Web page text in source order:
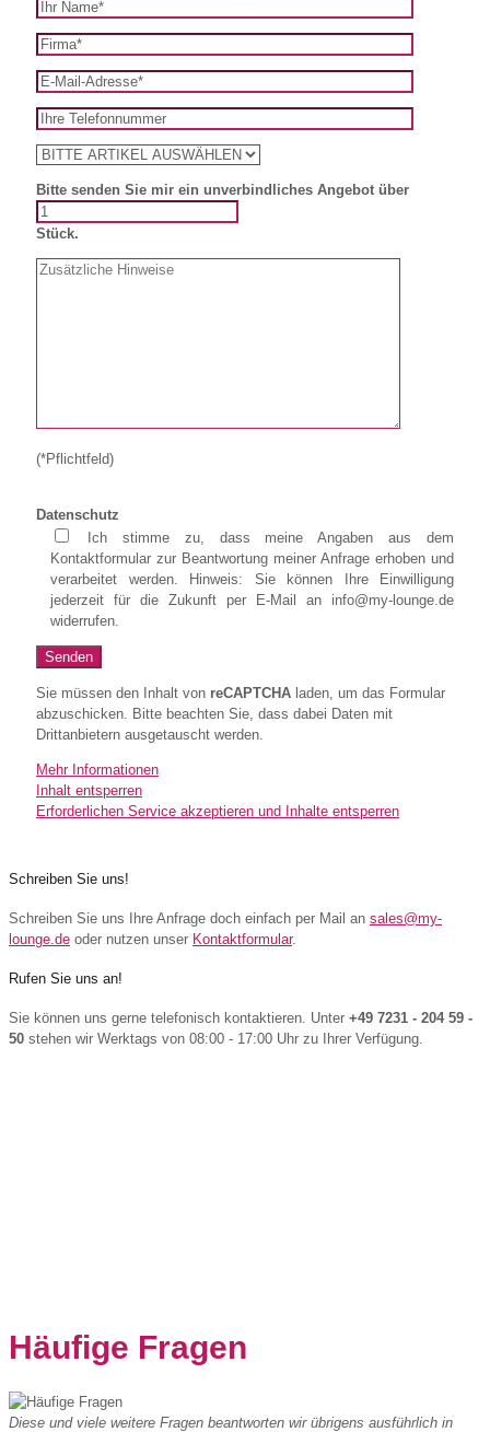
Bitte senden Sie mir ein unverbindliches Angebot über
Stück.
(*Pflichtfeld)
Datenschutz
Ich stimme zu, dass meine Angaben aus dem
Kontaktformular zur Beantwortung meiner Anfrage erhoben und
verarbeitet werden. Hinweis: Sie können Ihre Einwilligung
jederzeit für die Zukunft per E-Mail an info@my-lounge.de
widerrufen.
Sie müssen den Inhalt von reCAPTCHA laden, um das Formular
abzuschicken. Bitte beachten Sie, dass dabei Daten mit
Drittanbietern ausgetauscht werden.
Mehr Informationen
Inhalt entsperren
Erforderlichen Service akzeptieren und Inhalte entsperren
Schreiben Sie uns!
Schreiben Sie uns Ihre Anfrage doch einfach per Mail an sales@my-
lounge.de oder nutzen unser Kontaktformular.
Rufen Sie uns an!
Sie können uns gerne telefonisch kontaktieren. Unter +49 7231 - 204 59 -
50 stehen wir Werktags von 08:00 - 17:00 Uhr zu Ihrer Verfügung.
Häufige Fragen
Diese und viele weitere Fragen beantworten wir übrigens ausführlich in